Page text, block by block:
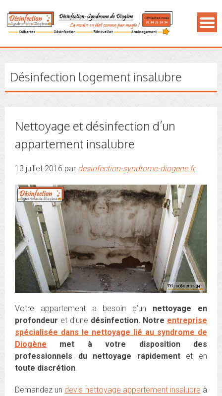
Désinfection logement insalubre
Nettoyage et désinfection d’un
appartement insalubre
13 juillet 2016 par desinfection-syndrome-diogene.fr
Votre appartement a besoin d’un nettoyage en
profondeur et d’une désinfection. Notre entreprise
spécialisée dans le nettoyage lié au syndrome de
Diogène met à votre disposition des
professionnels du nettoyage rapidementet en
toute discrétion.
Demandez un devis nettoyage appartement insalubre à